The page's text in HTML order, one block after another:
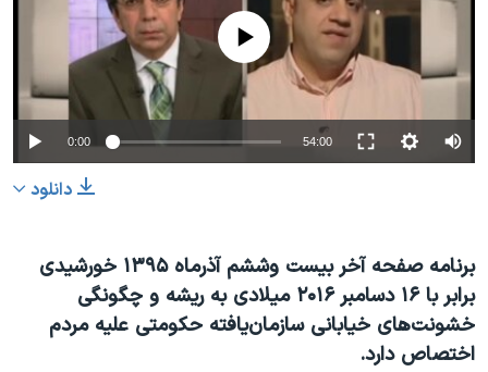
فرهنگ و زندگی
حقوق شهروندی
علم و فناوری
آرشیو پخش زنده
مستندها
انتخابات ریاست جمهوری آمریکا ۲۰۲۴
حمله جمهوری اسلامی به اسرائیل
رمز مهسا
مجموعه مستندهای دادخواهی
تریبونال مردمی آبان ۹۸
دادگاه حمید نوری
دنبال کنید
زبانهای مختلف
No media source currently available
0:00 54:00
دانلود
برنامه صفحه آخر بیست وششم آذرماه ۱۳۹۵ خورشیدی
برابر با ۱۶ دسامبر ۲۰۱۶ میلادی به ریشه و چگونگی
خشونت‌های خیابانی سازمان‌یافته‌ حکومتی علیه مردم
اختصاص دارد.